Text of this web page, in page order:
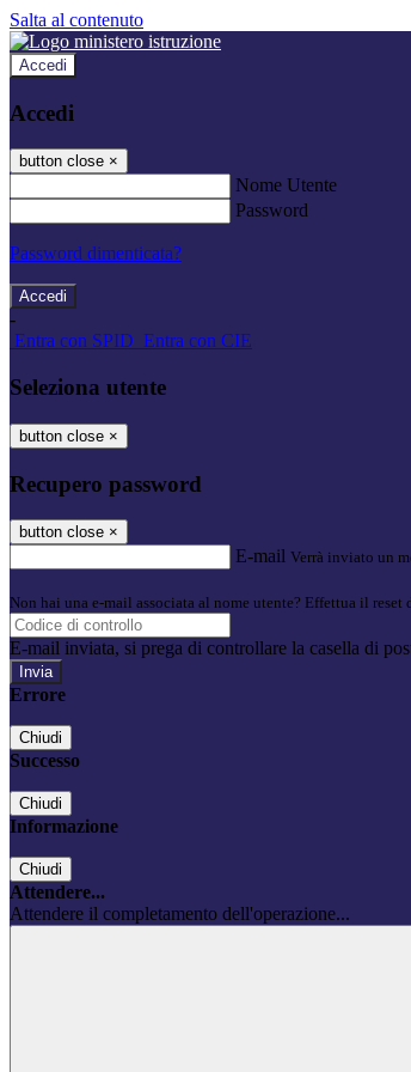
Salta al contenuto
Accedi
Accedi
button close ×
Nome Utente
Password
Password dimenticata?
-
Entra con SPID Entra con CIE
Seleziona utente
button close ×
Recupero password
button close ×
E-mail Verrà inviato un
Non hai una e-mail associata al nome utente? Effettua il reset
E-mail inviata, si prega di controllare la casella di
Errore
Chiudi
Successo
Chiudi
Informazione
Chiudi
Attendere...
Attendere il completamento dell'operazione...